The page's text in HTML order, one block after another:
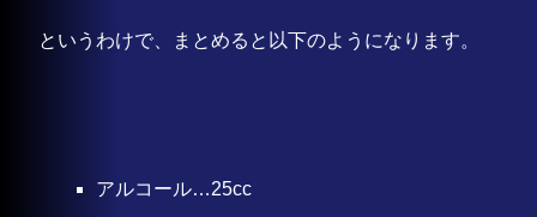
というわけで、まとめると以下のようになります。
アルコール…25cc